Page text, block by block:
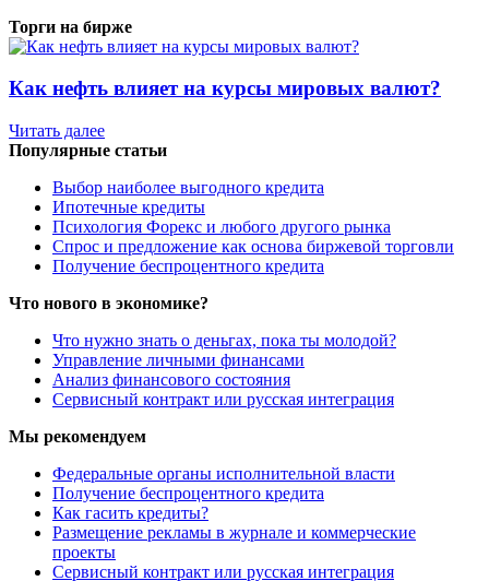
Торги на бирже
Как нефть влияет на курсы мировых валют?
Читать далее
Популярные статьи
Выбор наиболее выгодного кредита
Ипотечные кредиты
Психология Форекс и любого другого рынка
Спрос и предложение как основа биржевой торговли
Получение беспроцентного кредита
Что нового в экономике?
Что нужно знать о деньгах, пока ты молодой?
Управление личными финансами
Анализ финансового состояния
Сервисный контракт или русская интеграция
Мы рекомендуем
Федеральные органы исполнительной власти
Получение беспроцентного кредита
Как гасить кредиты?
Размещение рекламы в журнале и коммерческие
проекты
Сервисный контракт или русская интеграция